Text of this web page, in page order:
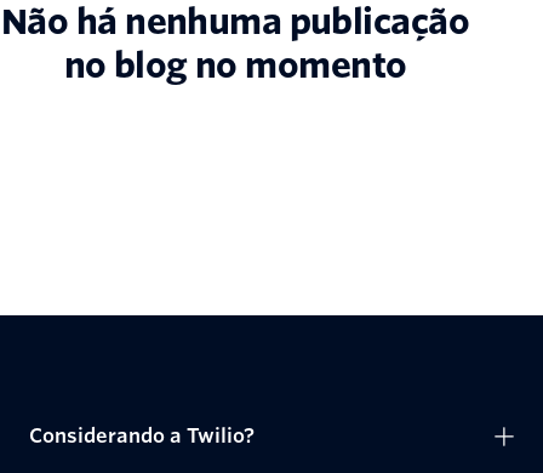
Não há nenhuma publicação
no blog no momento
Considerando a Twilio?